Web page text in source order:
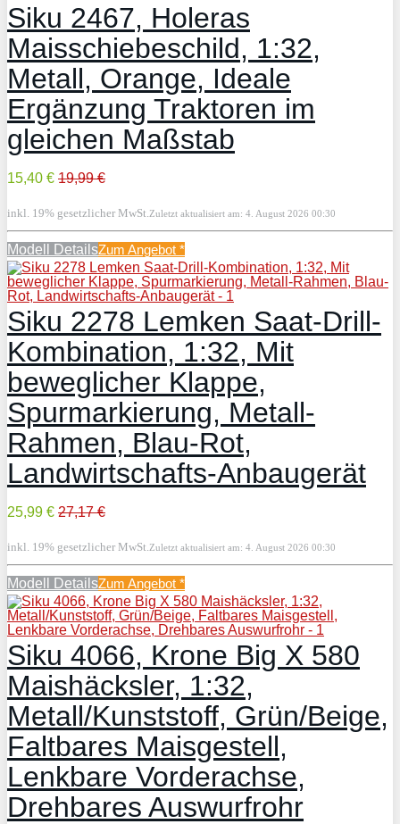
Siku 2467, Holeras
Maisschiebeschild, 1:32,
Metall, Orange, Ideale
Ergänzung Traktoren im
gleichen Maßstab
15,40 € 19,99 €
inkl. 19% gesetzlicher MwSt. Zuletzt aktualisiert am: 4. August 2026 00:30
Modell DetailsZum Angebot *
Siku 2278 Lemken Saat-Drill-
Kombination, 1:32, Mit
beweglicher Klappe,
Spurmarkierung, Metall-
Rahmen, Blau-Rot,
Landwirtschafts-Anbaugerät
25,99 € 27,17 €
inkl. 19% gesetzlicher MwSt. Zuletzt aktualisiert am: 4. August 2026 00:30
Modell DetailsZum Angebot *
Siku 4066, Krone Big X 580
Maishäcksler, 1:32,
Metall/Kunststoff, Grün/Beige,
Faltbares Maisgestell,
Lenkbare Vorderachse,
Drehbares Auswurfrohr